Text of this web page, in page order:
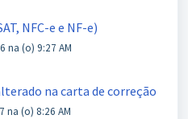
NFC-e e NF-e)
na (o) 9:27 AM
na carta de correção
na (o) 8:26 AM